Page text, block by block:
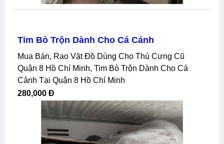
Tim Bò Trộn Dành Cho Cá Cảnh
Mua Bán, Rao Vặt Đồ Dùng Cho Thú Cưng Cũ
Quận 8 Hồ Chí Minh, Tim Bò Trộn Dành Cho Cá
Cảnh Tại Quận 8 Hồ Chí Minh
280,000 Đ